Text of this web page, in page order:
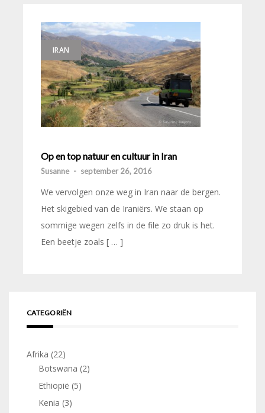
IRAN
Op en top natuur en cultuur in Iran
Susanne - september 26, 2016
We vervolgen onze weg in Iran naar de bergen.
Het skigebied van de Iraniërs. We staan op
sommige wegen zelfs in de file zo druk is het.
Een beetje zoals [ … ]
CATEGORIËN
Afrika (22)
Botswana (2)
Ethiopië (5)
Kenia (3)